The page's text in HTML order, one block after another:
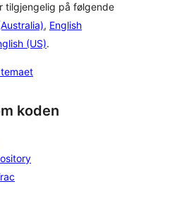
tilgjengelig på følgende
, English
(US).
koden